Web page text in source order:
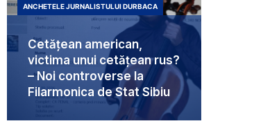
Cetățean american,
victima unui cetățean rus?
– Noi controverse la
Filarmonica de Stat Sibiu
ANCHETELE JURNALISTULUI DURBACA